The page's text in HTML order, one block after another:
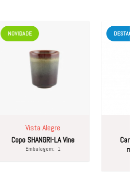
NOVIDADE
Vista Alegre
Copo SHANGRI-LA Vine
Embalagem:1
DESTAQUE